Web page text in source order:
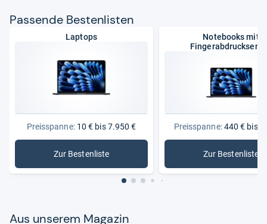
Pas­sende Bes­ten­lis­ten
Laptops
Preisspanne:10 € bis 7.950 €
Zur Bestenliste
: Laptops
Notebooks mit
Preisspanne:440 € bis
Zur Bestenliste
:
Aus unse­rem Maga­zin